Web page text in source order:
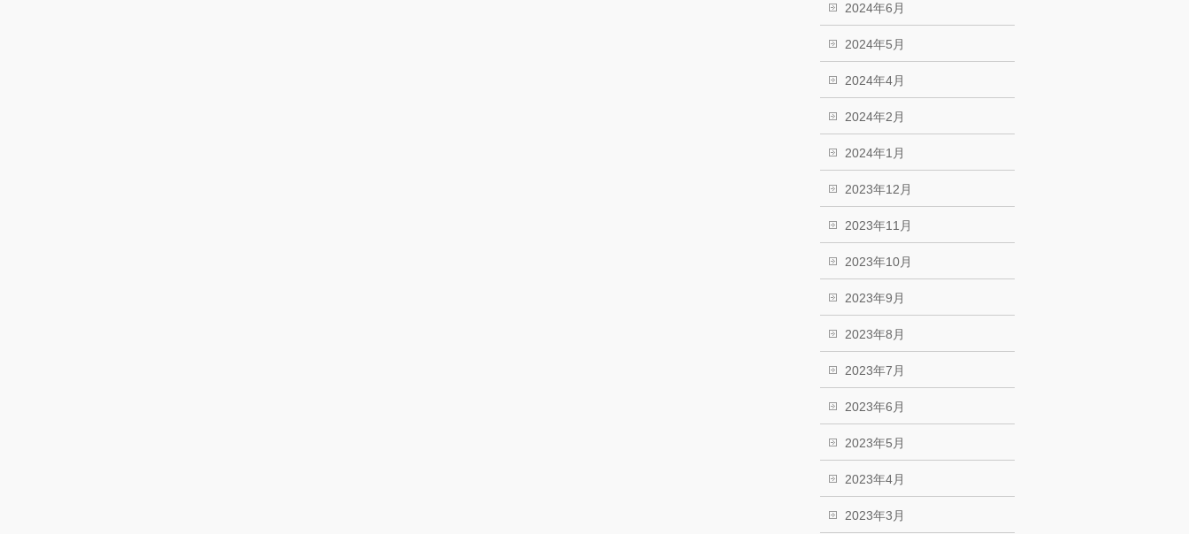
2024年6月
2024年5月
2024年4月
2024年2月
2024年1月
2023年12月
2023年11月
2023年10月
2023年9月
2023年8月
2023年7月
2023年6月
2023年5月
2023年4月
2023年3月